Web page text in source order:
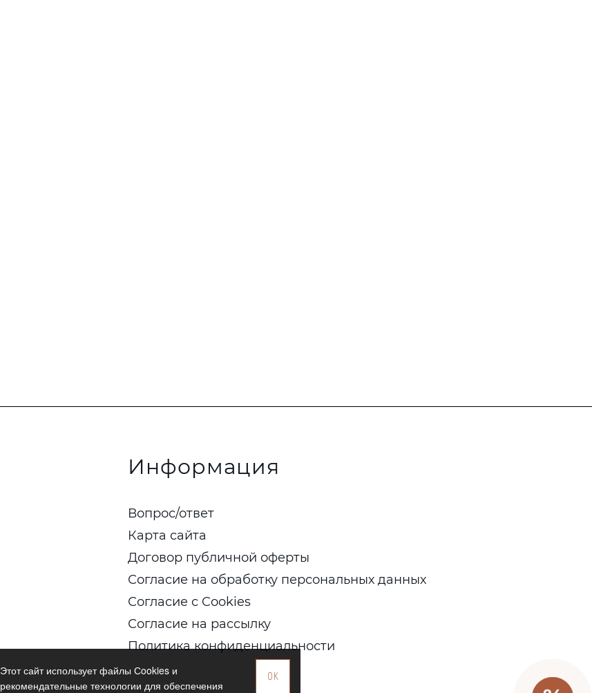
Информация
Вопрос/ответ
Карта сайта
Договор публичной оферты
Согласие на обработку персональных данных
Согласие с Cookies
Согласие на рассылку
Политика конфиденциальности
OK
Этот сайт использует файлы Сookies и
рекомендательные технологии для обеспечения